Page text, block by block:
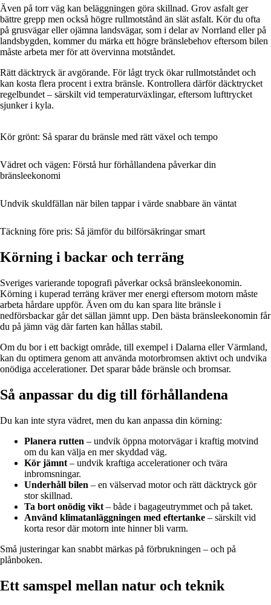
Även på torr väg kan beläggningen göra skillnad. Grov asfalt ger
bättre grepp men också högre rullmotstånd än slät asfalt. Kör du ofta
på grusvägar eller ojämna landsvägar, som i delar av Norrland eller på
landsbygden, kommer du märka ett högre bränslebehov eftersom bilen
måste arbeta mer för att övervinna motståndet.
Rätt däcktryck är avgörande. För lågt tryck ökar rullmotståndet och
kan kosta flera procent i extra bränsle. Kontrollera därför däcktrycket
regelbundet – särskilt vid temperaturväxlingar, eftersom lufttrycket
sjunker i kyla.
Kör grönt: Så sparar du bränsle med rätt växel och tempo
Vädret och vägen: Förstå hur förhållandena påverkar din
bränsleekonomi
Undvik skuldfällan när bilen tappar i värde snabbare än väntat
Täckning före pris: Så jämför du bilförsäkringar smart
Körning i backar och terräng
Sveriges varierande topografi påverkar också bränsleekonomin.
Körning i kuperad terräng kräver mer energi eftersom motorn måste
arbeta hårdare uppför. Även om du kan spara lite bränsle i
nedförsbackar går det sällan jämnt upp. Den bästa bränsleekonomin får
du på jämn väg där farten kan hållas stabil.
Om du bor i ett backigt område, till exempel i Dalarna eller Värmland,
kan du optimera genom att använda motorbromsen aktivt och undvika
onödiga accelerationer. Det sparar både bränsle och bromsar.
Så anpassar du dig till förhållandena
Du kan inte styra vädret, men du kan anpassa din körning:
Planera rutten – undvik öppna motorvägar i kraftig motvind
om du kan välja en mer skyddad väg.
Kör jämnt – undvik kraftiga accelerationer och tvära
inbromsningar.
Underhåll bilen – en välservad motor och rätt däcktryck gör
stor skillnad.
Ta bort onödig vikt – både i bagageutrymmet och på taket.
Använd klimatanläggningen med eftertanke – särskilt vid
korta resor där motorn inte hinner bli varm.
Små justeringar kan snabbt märkas på förbrukningen – och på
plånboken.
Ett samspel mellan natur och teknik